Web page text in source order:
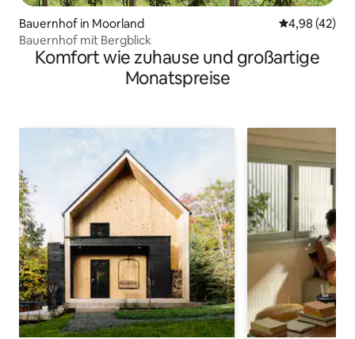
Bauernhof in Moorland
4,98 (42)
Bauernhof mit Bergblick
Komfort wie zuhause und großartige
Monatspreise